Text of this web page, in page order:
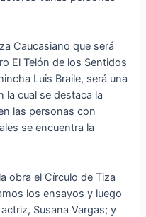
Caucasiano que será
El Telón de los Sentidos
Luis Braile, será una
la cual se destaca la
las personas con
se encuentra la
obra el Círculo de Tiza
los ensayos y luego
Susana Vargas; y